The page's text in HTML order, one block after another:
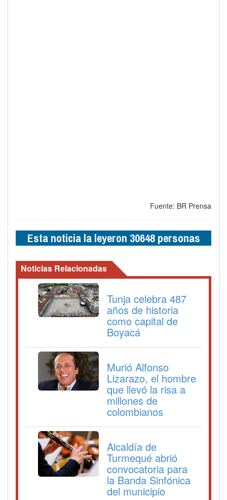
Fuente: BR Prensa
Esta noticia la leyeron 30648 personas
Noticias Relacionadas
Tunja celebra 487
años de historia
como capital de
Boyacá
Murió Alfonso
Lizarazo, el hombre
que llevó la risa a
millones de
colombianos
Alcaldía de
Turmequé abrió
convocatoria para
la Banda Sinfónica
del municipio